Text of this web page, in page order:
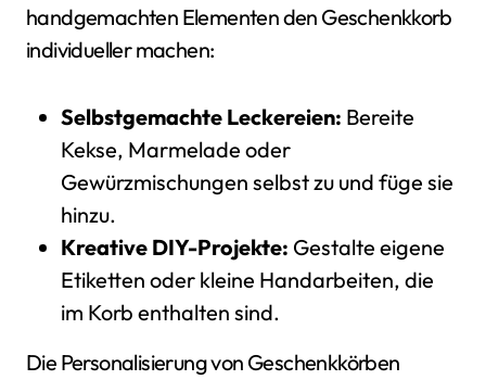
handgemachten Elementen den Geschenkkorb
individueller machen:
Selbstgemachte Leckereien: Bereite
Kekse, Marmelade oder
Gewürzmischungen selbst zu und füge sie
hinzu.
Kreative DIY-Projekte: Gestalte eigene
Etiketten oder kleine Handarbeiten, die
im Korb enthalten sind.
Die Personalisierung von Geschenkkörben